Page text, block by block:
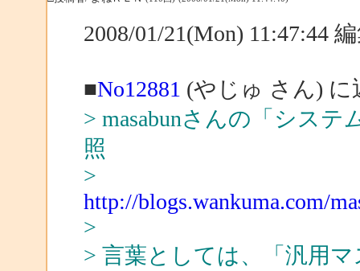
2008/01/21(Mon) 11:47:44
■No12881 (やじゅ さん) に
> masabunさんの「シス
照
>
http://blogs.wankuma.com/
>
> 言葉としては、「汎用